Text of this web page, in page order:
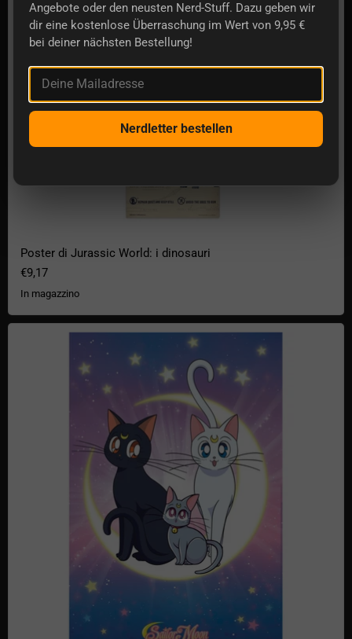
Poster di Jurassic World: i dinosauri
€9,17
In magazzino
Poster di Sailor Moon Luna, Artemis e Diana
Angebote oder den neusten Nerd-Stuff. Dazu geben wir
dir eine kostenlose Überraschung im Wert von 9,95 €
bei deiner nächsten Bestellung!
Deine Mailadresse
Nerdletter bestellen